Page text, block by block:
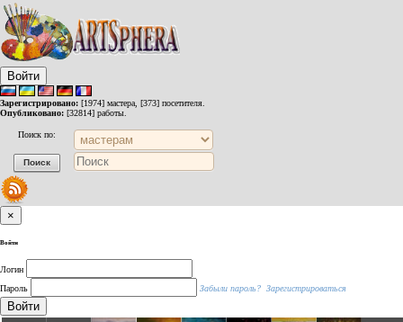
Войти
Зарегистрировано: [1974] мастера, [373] посетителя.
Опубликовано: [32814] работы.
Поиск по:
×
Войти
Логин
Пароль
Забыли пароль? Зарегистрироваться
Войти